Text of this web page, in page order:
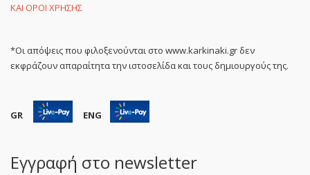
ΚΑΙ ΟΡΟΙ ΧΡΗΣΗΣ
*Οι απόψεις που φιλοξενούνται στο www.karkinaki.gr δεν
εκφράζουν απαραίτητα την ιστοσελίδα και τους δημιουργούς της.
GR ENG
Εγγραφή στο newsletter